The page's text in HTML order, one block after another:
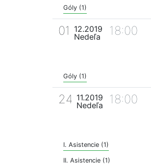
Góly (1)
01
12.2019
Nedeľa
18:00
Góly (1)
24 11.2019
Nedeľa
18:00
I. Asistencie (1)
II. Asistencie (1)